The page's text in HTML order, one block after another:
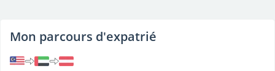
Mon parcours d'expatrié